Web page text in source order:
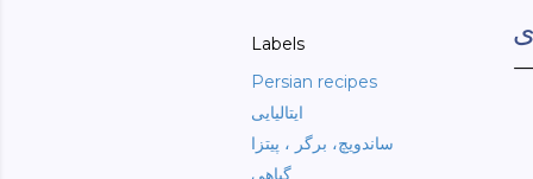
Labels
Persian recipes
ایتالیایی
ساندویچ، برگر ، پیتزا
گیاهی